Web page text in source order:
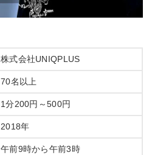
株式会社UNIQPLUS
70名以上
1分200円～500円
2018年
午前9時から午前3時